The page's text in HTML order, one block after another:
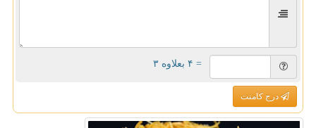
= ۴ بعلاوه ۳
درج کامنت